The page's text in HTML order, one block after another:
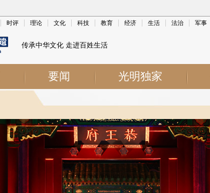
时评 理论 文化 科技 教育 经济 生活 法治 军事
传承中华文化 走进百姓生活
要闻 光明独家